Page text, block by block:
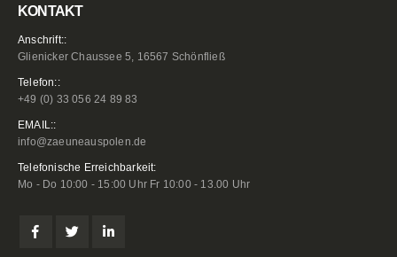
KONTAKT
Anschrift::
Glienicker Chaussee 5, 16567 Schönfließ
Telefon::
+49 (0) 33 056 24 89 83
EMAIL::
info@zaeuneauspolen.de
Telefonische Erreichbarkeit:
Mo - Do 10:00 - 15:00 Uhr Fr 10:00 - 13.00 Uhr